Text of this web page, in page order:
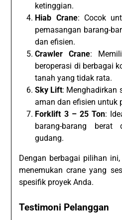
ketinggian.
Hiab Crane: Cocok
pemasangan barang-
dan efisien.
Crawler Crane:
beroperasi di berbagai
tanah yang tidak rata.
Sky Lift: Menghadirkan
aman dan efisien untuk
Forklift 3 – 25 Ton:
barang-barang
gudang.
Dengan berbagai pilihan
menemukan crane yang
spesifik proyek Anda.
Testimoni Pelanggan